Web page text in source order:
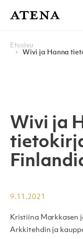
Atena Kustannus
Navigoi
Etusivu
Wivi ja Hanna
Wivi ja
9.11.2021
Kristiina Markkasen
Arkkitehdin ja